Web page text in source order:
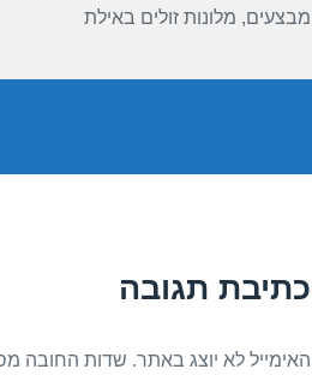
מבצעים, מלונות זולים באילת
כתיבת תגובה
האימייל לא יוצג באתר. שדות החובה